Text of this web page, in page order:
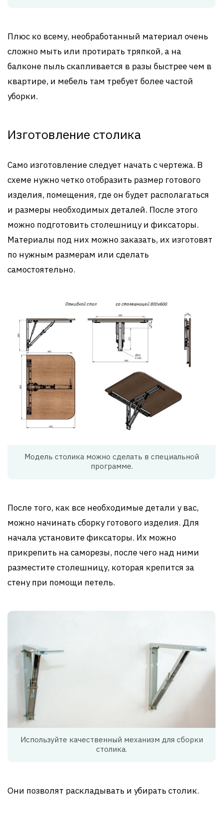
Плюс ко всему, необработанный материал очень
сложно мыть или протирать тряпкой, а на
балконе пыль скапливается в разы быстрее чем в
квартире, и мебель там требует более частой
уборки.
Изготовление столика
Само изготовление следует начать с чертежа. В
схеме нужно четко отобразить размер готового
изделия, помещения, где он будет располагаться
и размеры необходимых деталей. После этого
можно подготовить столешницу и фиксаторы.
Материалы под них можно заказать, их изготовят
по нужным размерам или сделать
самостоятельно.
Модель столика можно сделать в специальной
программе.
После того, как все необходимые детали у вас,
можно начинать сборку готового изделия. Для
начала установите фиксаторы. Их можно
прикрепить на саморезы, после чего над ними
разместите столешницу, которая крепится за
стену при помощи петель.
Используйте качественный механизм для сборки
столика.
Они позволят раскладывать и убирать столик.